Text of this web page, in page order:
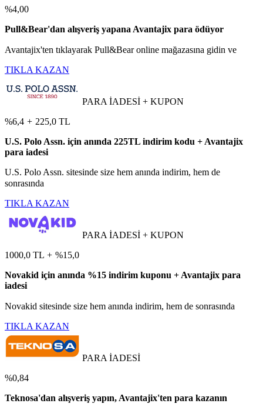
%4,00
Pull&Bear'dan alışveriş yapana Avantajix para ödüyor
Avantajix'ten tıklayarak Pull&Bear online mağazasına gidin ve
TIKLA KAZAN
PARA İADESİ + KUPON
%6,4 + 225,0 TL
U.S. Polo Assn. için anında 225TL indirim kodu + Avantajix
para iadesi
U.S. Polo Assn. sitesinde size hem anında indirim, hem de
sonrasında
TIKLA KAZAN
PARA İADESİ + KUPON
1000,0 TL + %15,0
Novakid için anında %15 indirim kuponu + Avantajix para
iadesi
Novakid sitesinde size hem anında indirim, hem de sonrasında
TIKLA KAZAN
PARA İADESİ
%0,84
Teknosa'dan alışveriş yapın, Avantajix'ten para kazanın